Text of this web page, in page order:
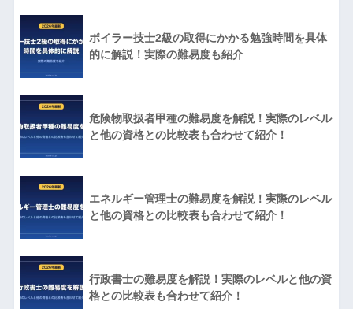
ボイラー技士2級の取得にかかる勉強時間を具体
的に解説！実際の難易度も紹介
危険物取扱者甲種の難易度を解説！実際のレベル
と他の資格との比較表も合わせて紹介！
エネルギー管理士の難易度を解説！実際のレベル
と他の資格との比較表も合わせて紹介！
行政書士の難易度を解説！実際のレベルと他の資
格との比較表も合わせて紹介！